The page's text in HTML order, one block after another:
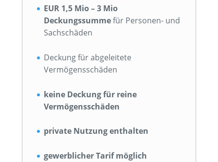
EUR 1,5 Mio – 3 Mio
Deckungssummefür Personen- und
Sachschäden
Deckung für abgeleitete
Vermögensschäden
keine Deckung für reine
Vermögensschäden
private Nutzung enthalten
gewerblicher Tarif möglich